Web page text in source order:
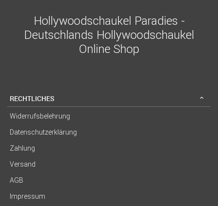
Hollywoodschaukel Paradies -
Deutschlands Hollywoodschaukel
Online Shop
RECHTLICHES
Widerrufsbelehrung
Datenschutzerklärung
Zahlung
Versand
AGB
Impressum